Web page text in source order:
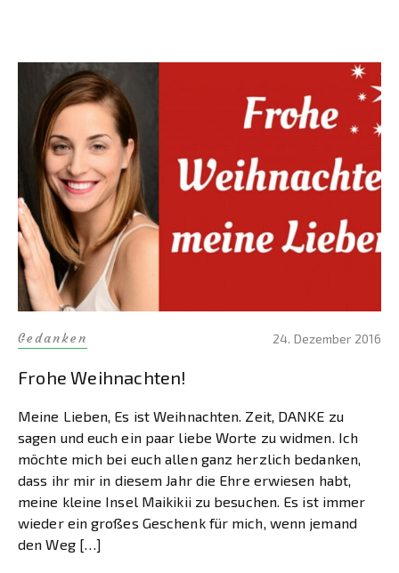
Gedanken 24. Dezember 2016
Frohe Weihnachten!
Meine Lieben, Es ist Weihnachten. Zeit, DANKE zu
sagen und euch ein paar liebe Worte zu widmen. Ich
möchte mich bei euch allen ganz herzlich bedanken,
dass ihr mir in diesem Jahr die Ehre erwiesen habt,
meine kleine Insel Maikikii zu besuchen. Es ist immer
wieder ein großes Geschenk für mich, wenn jemand
den Weg […]